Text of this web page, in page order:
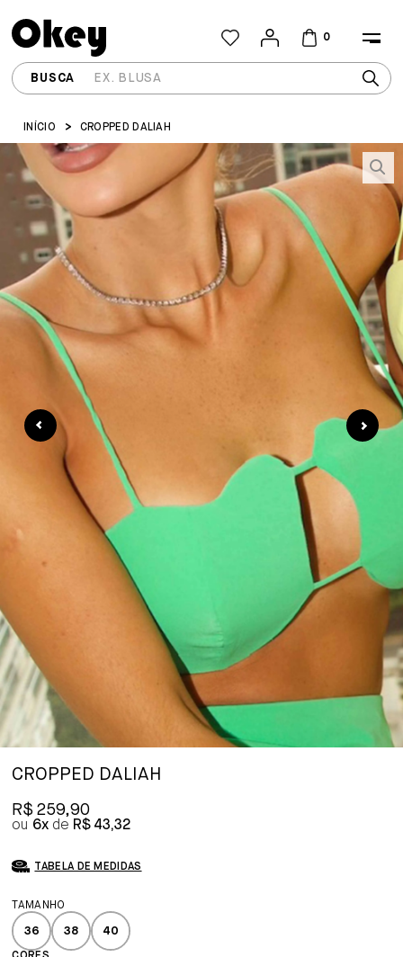
0
INÍCIO CROPPED DALIAH
CROPPED DALIAH
R$ 259,90
6x R$ 43,32
TABELA DE MEDIDAS
36 38 40